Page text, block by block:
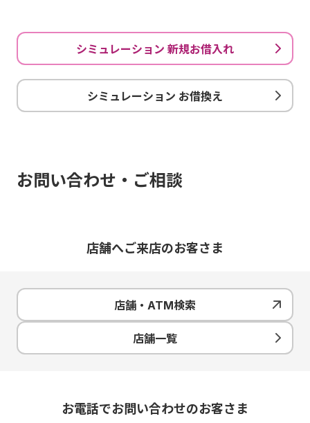
シミュレーション 新規お借入れ
シミュレーション お借換え
お問い合わせ・ご相談
店舗へご来店のお客さま
店舗・ATM検索
店舗一覧
お電話でお問い合わせのお客さま